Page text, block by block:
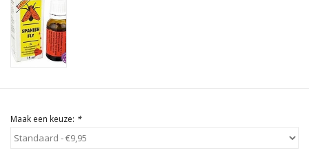
Maak een keuze: *